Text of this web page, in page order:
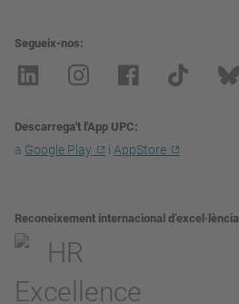
Segueix-nos
Descarrega't l'App UPC
a Google Play i AppStore
Reconeixement internacional d’excel·lència